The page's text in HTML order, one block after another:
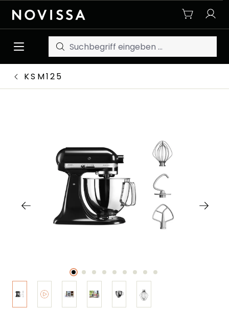
Zum Hauptinhalt springen
KSM125